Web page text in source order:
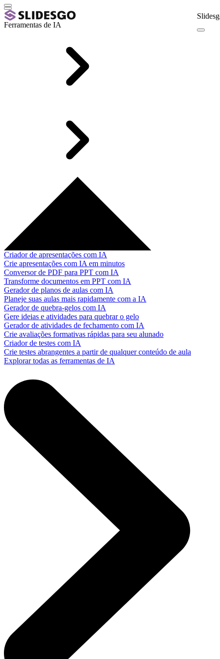
Ferramentas de IA
Criador de apresentações com IA
Crie apresentações com IA em minutos
Conversor de PDF para PPT com IA
Transforme documentos em PPT com IA
Gerador de planos de aulas com IA
Planeje suas aulas mais rapidamente com a IA
Gerador de quebra-gelos com IA
Gere ideias e atividades para quebrar o gelo
Gerador de atividades de fechamento com IA
Crie avaliações formativas rápidas para seu alunado
Criador de testes com IA
Crie testes abrangentes a partir de qualquer conteúdo de aula
Explorar todas as ferramentas de IA